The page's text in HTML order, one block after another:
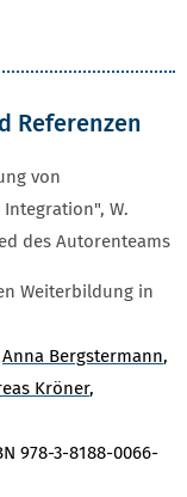
Referenzen
von
W.
des Autorenteams
Weiterbildung in
Anna Bergstermann,
Kröner,
978-3-8188-0066-